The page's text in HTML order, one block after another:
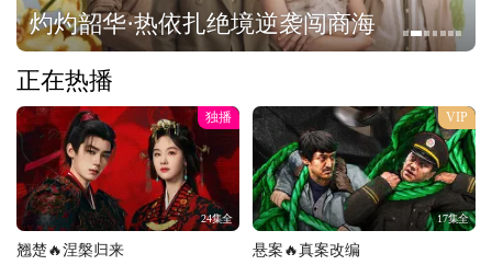
灼灼韶华·热依扎绝境逆袭闯商海
正在热播
独播
24集全
翘楚🔥涅槃归来
VIP
17集全
悬案🔥真案改编